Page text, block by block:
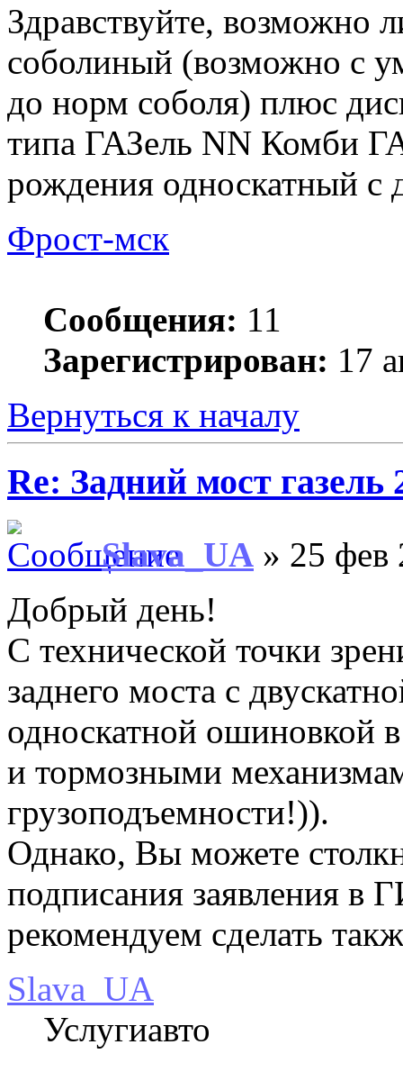
Здравствуйте, возможно
соболиный (возможно с
до норм соболя) плюс
типа ГАЗель NN Комби
рождения односкатный с
Фрост-мск
Сообщения: 11
Зарегистрирован: 17
Вернуться к началу
Re: Задний мост газель
Slava_UA » 25 фев
Добрый день!
С технической точки
заднего моста с
односкатной ошиновкой
и тормозными
грузоподъемности!)).
Однако, Вы можете
подписания заявления
рекомендуем сделать
Slava_UA
Услугиавто